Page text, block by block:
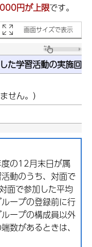
円が上限です。
画面サイズで表示
学習活動の実施回数
せん。）
の12月末日が属
動のうち、対面で
面で参加した平均
ープの登録前に行
ープの構成員以外
数があるときは、